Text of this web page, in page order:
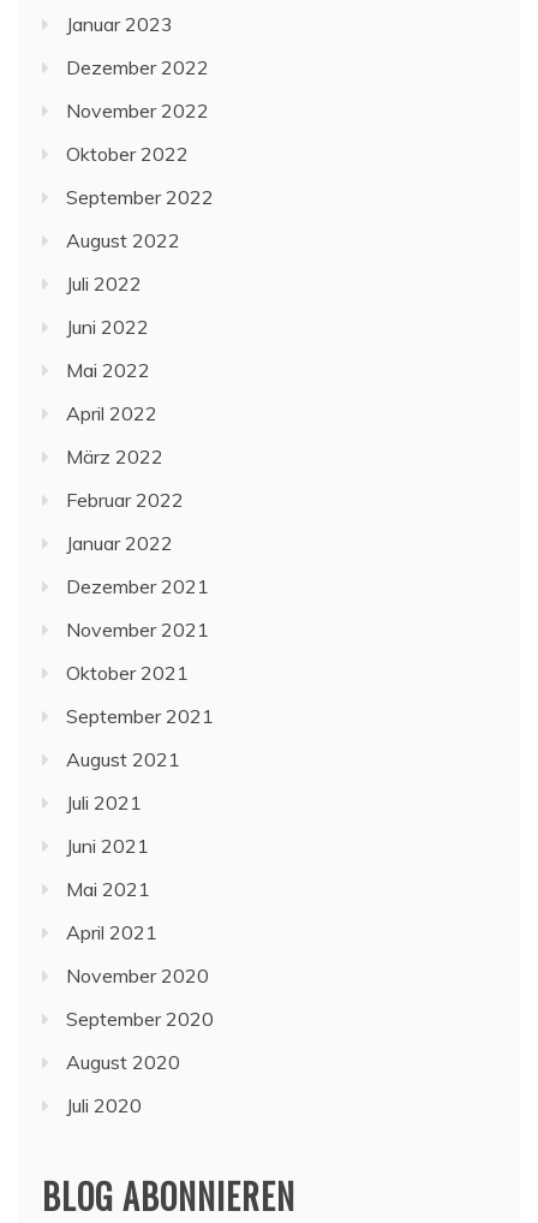
Januar 2023
Dezember 2022
November 2022
Oktober 2022
September 2022
August 2022
Juli 2022
Juni 2022
Mai 2022
April 2022
März 2022
Februar 2022
Januar 2022
Dezember 2021
November 2021
Oktober 2021
September 2021
August 2021
Juli 2021
Juni 2021
Mai 2021
April 2021
November 2020
September 2020
August 2020
Juli 2020
BLOG ABONNIEREN